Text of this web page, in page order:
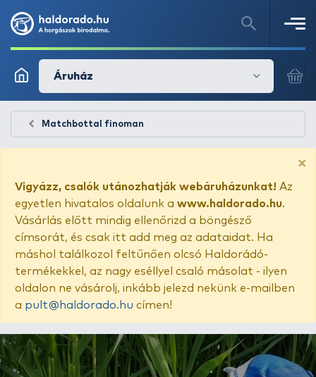
Áruház
Matchbottal finoman
×
Vigyázz, csalók utánozhatják webáruházunkat! Az
egyetlen hivatalos oldalunk a www.haldorado.hu.
Vásárlás előtt mindig ellenőrizd a böngésző
címsorát, és csak itt add meg az adataidat. Ha
máshol találkozol feltűnően olcsó Haldorádó-
termékekkel, az nagy eséllyel csaló másolat - ilyen
oldalon ne vásárolj, inkább jelezd nekünk e-mailben
a pult@haldorado.hu címen!